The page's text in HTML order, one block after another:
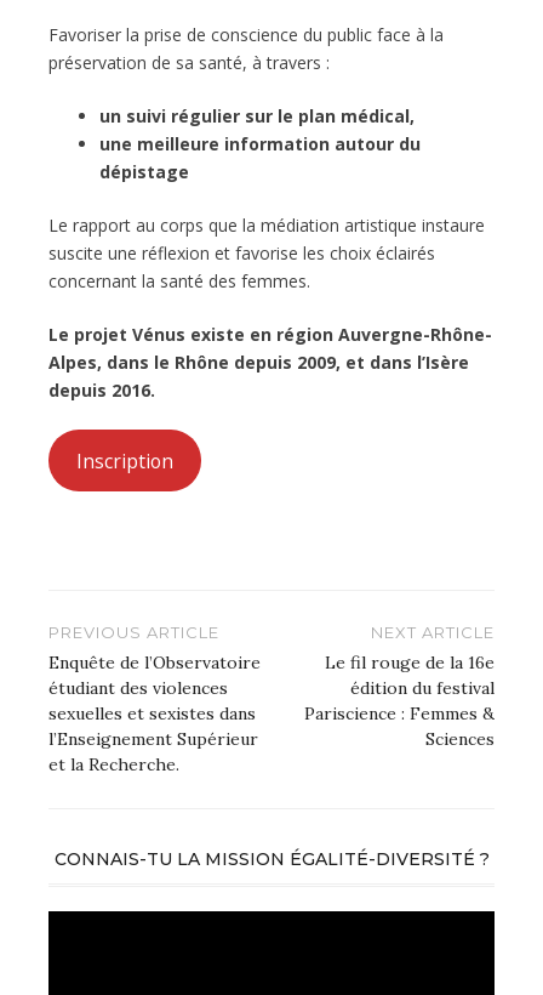
Favoriser la prise de conscience du public face à la
préservation de sa santé, à travers :
un suivi régulier sur le plan médical,
une meilleure information autour du
dépistage
Le rapport au corps que la médiation artistique instaure
suscite une réflexion et favorise les choix éclairés
concernant la santé des femmes.
Le projet Vénus existe en région Auvergne-Rhône-
Alpes, dans le Rhône depuis 2009, et dans l’Isère
depuis 2016.
Inscription
Navigation
de
l’article
PREVIOUS ARTICLE
Enquête de l’Observatoire
étudiant des violences
sexuelles et sexistes dans
l’Enseignement Supérieur
et la Recherche.
NEXT ARTICLE
Le fil rouge de la 16e
édition du festival
Pariscience : Femmes &
Sciences
CONNAIS-TU LA MISSION ÉGALITÉ-DIVERSITÉ ?